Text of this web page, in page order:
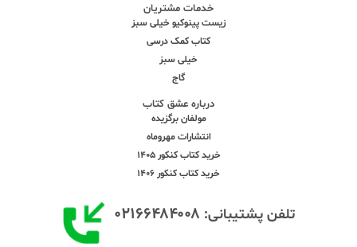
خدمات مشتریان
زیست پینوکیو خیلی سبز
کتاب کمک درسی
خیلی سبز
گاج
درباره عشق کتاب
مولفان برگزیده
انتشارات مهروماه
خرید کتاب کنکور 1405
خرید کتاب کنکور 1406
تلفن پشتیبانی: ۰۲۱۶۶۴۸۴۰۰۸